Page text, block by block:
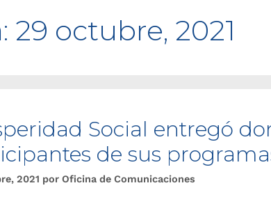
29 octubre, 2021
Social entregó
de sus
2021 por Oficina de Comunicaciones